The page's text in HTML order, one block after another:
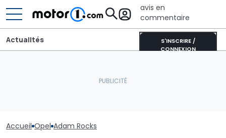
avis en
commentaire
S'INSCRIRE /
CONNEXION
Actualités
Accueil Opel Adam Rocks